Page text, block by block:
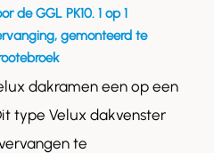
de GGL PK10. 1 op 1
gemonteerd te
dakramen een op een
type Velux dakvenster
te